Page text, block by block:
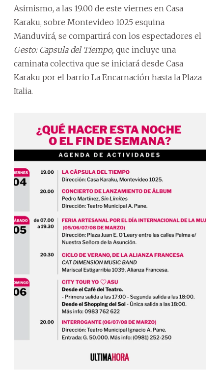
Asimismo, a las 19.00 de este viernes en Casa
Karaku, sobre Montevideo 1025 esquina
Manduvirá, se compartirá con los espectadores el
Gesto: Capsula del Tiempo, que incluye una
caminata colectiva que se iniciará desde Casa
Karaku por el barrio La Encarnación hasta la Plaza
Italia.